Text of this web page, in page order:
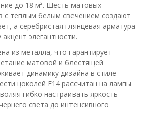
до 18 м². Шесть матовых
с теплым белым свечением создают
а серебристая глянцевая арматура
элегантности.
из металла, что гарантирует
матовой и блестящей
динамику дизайна в стиле
цоколей E14 рассчитан на лампы
гибко настраивать яркость —
света до интенсивного